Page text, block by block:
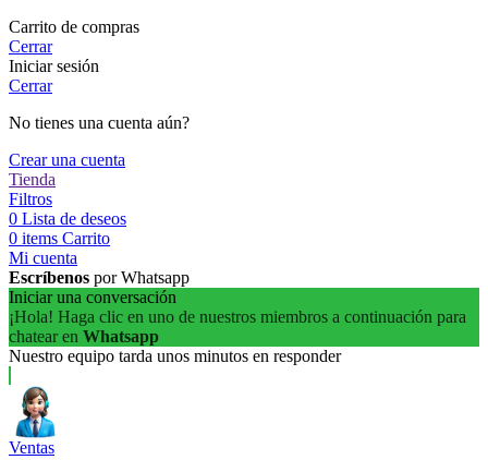
Carrito de compras
Cerrar
Iniciar sesión
Cerrar
No tienes una cuenta aún?
Crear una cuenta
Tienda
Filtros
0 Lista de deseos
0 items Carrito
Mi cuenta
Escríbenos por Whatsapp
Iniciar una conversación
¡Hola! Haga clic en uno de nuestros miembros a continuación para
chatear en Whatsapp
Nuestro equipo tarda unos minutos en responder
Ventas